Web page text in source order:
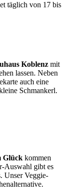
täglich von 17 bis
Koblenz mit
lassen. Neben
auch eine
Schmankerl.
Glück kommen
Auswahl gibt es
Unser Veggie-